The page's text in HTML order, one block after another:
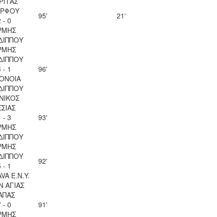
- 0
95' 21'
- 1
96'
- 3
93'
- 1
Ε.Ν.Y.
92'
ΑΓΙΑΣ
- 0
91'